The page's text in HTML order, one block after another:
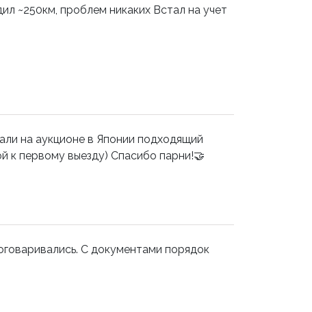
~250км, проблем никаких Встал на учет
на аукционе в Японии подходящий
к первому выезду) Спасибо парни!🤝
С документами порядок